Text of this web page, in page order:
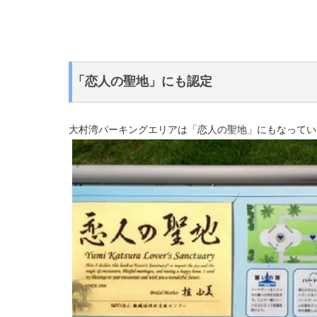
「恋人の聖地」にも認定
大村湾パーキングエリアは「恋人の聖地」にもなって